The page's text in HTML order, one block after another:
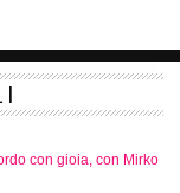
con gioia, con Mirko